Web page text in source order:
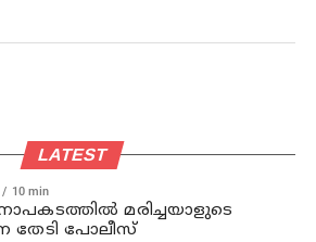
LATEST
10 min
മരിച്ചയാളുടെ
തേടി പോലീസ്